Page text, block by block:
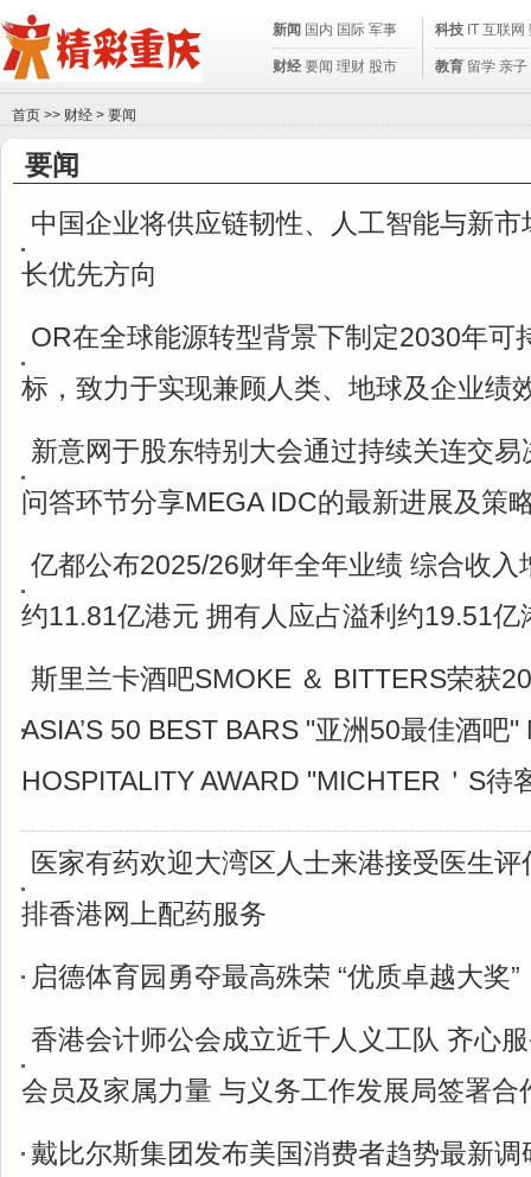
新闻 国内 国际 军事
财经 要闻 理财 股市
科技 IT 互联网
教育 留学 亲子
首页 >> 财经 > 要闻
要闻
中国企业将供应链韧性、人工智能与新市
长优先方向
OR在全球能源转型背景下制定2030年可
标，致力于实现兼顾人类、地球及企业绩
新意网于股东特别大会通过持续关连交易
问答环节分享MEGA IDC的最新进展及策
亿都公布2025/26财年全年业绩 综合收入
约11.81亿港元 拥有人应占溢利约19.51亿
斯里兰卡酒吧SMOKE ＆ BITTERS荣获
ASIA’S 50 BEST BARS "亚洲50最佳酒吧"
HOSPITALITY AWARD "MICHTER＇S待
医家有药欢迎大湾区人士来港接受医生评
排香港网上配药服务
启德体育园勇夺最高殊荣 “优质卓越大奖”
香港会计师公会成立近千人义工队 齐心
会员及家属力量 与义务工作发展局签署合
戴比尔斯集团发布美国消费者趋势最新调